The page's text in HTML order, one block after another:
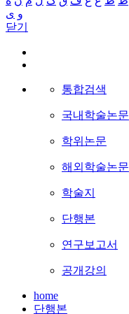
و ی
닫기
통합검색
국내학술논문
학위논문
해외학술논문
학술지
단행본
연구보고서
공개강의
home
단행본